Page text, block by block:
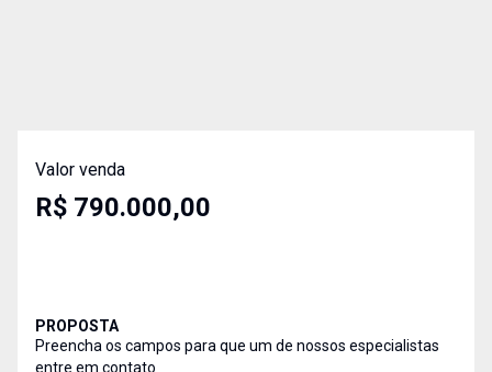
Valor venda
R$ 790.000,00
PROPOSTA
Preencha os campos para que um de nossos especialistas
entre em contato